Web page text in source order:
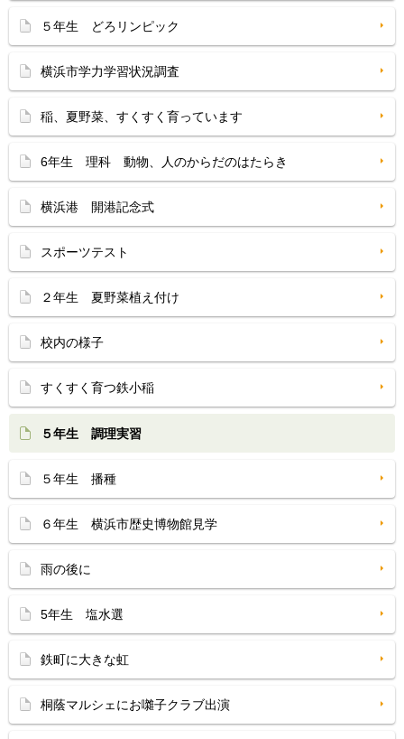
５年生 どろリンピック
横浜市学力学習状況調査
稲、夏野菜、すくすく育っています
6年生 理科 動物、人のからだのはたらき
横浜港 開港記念式
スポーツテスト
２年生 夏野菜植え付け
校内の様子
すくすく育つ鉄小稲
５年生 調理実習
５年生 播種
６年生 横浜市歴史博物館見学
雨の後に
5年生 塩水選
鉄町に大きな虹
桐蔭マルシェにお囃子クラブ出演